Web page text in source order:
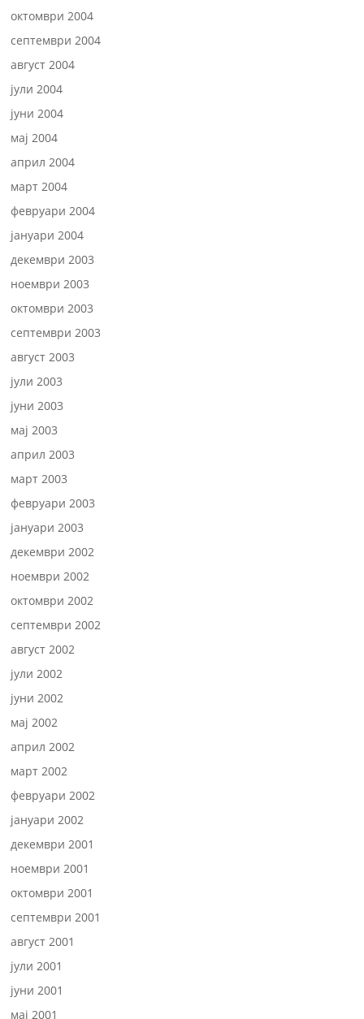
октомври 2004
септември 2004
август 2004
јули 2004
јуни 2004
мај 2004
април 2004
март 2004
февруари 2004
јануари 2004
декември 2003
ноември 2003
октомври 2003
септември 2003
август 2003
јули 2003
јуни 2003
мај 2003
април 2003
март 2003
февруари 2003
јануари 2003
декември 2002
ноември 2002
октомври 2002
септември 2002
август 2002
јули 2002
јуни 2002
мај 2002
април 2002
март 2002
февруари 2002
јануари 2002
декември 2001
ноември 2001
октомври 2001
септември 2001
август 2001
јули 2001
јуни 2001
мај 2001